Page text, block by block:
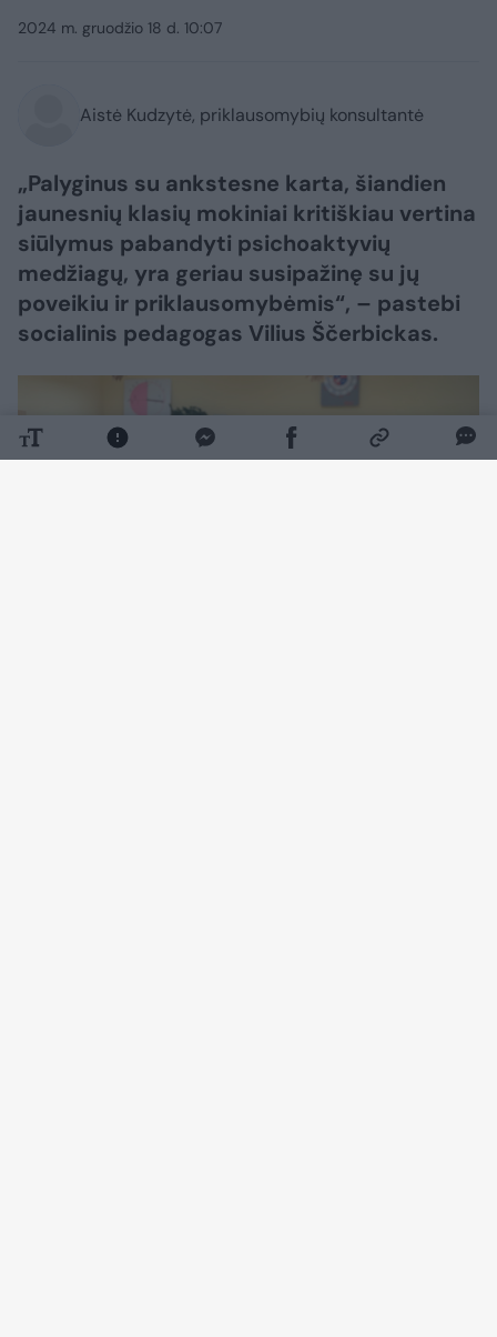
2024 m. gruodžio 18 d. 10:07
Aistė Kudzytė, priklausomybių konsultantė
„Palyginus su ankstesne karta, šiandien
jaunesnių klasių mokiniai kritiškiau vertina
siūlymus pabandyti psichoaktyvių
medžiagų, yra geriau susipažinę su jų
poveikiu ir priklausomybėmis“, – pastebi
socialinis pedagogas Vilius Ščerbickas.